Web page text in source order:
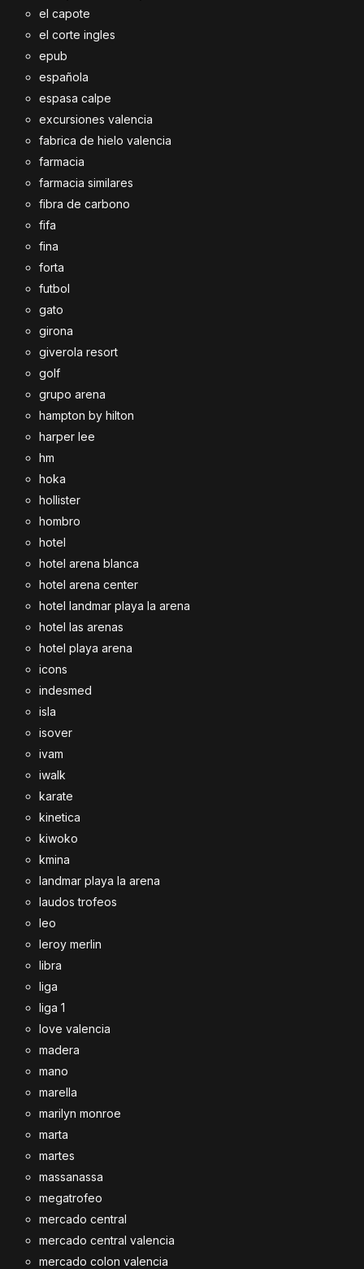
el capote
el corte ingles
epub
española
espasa calpe
excursiones valencia
fabrica de hielo valencia
farmacia
farmacia similares
fibra de carbono
fifa
fina
forta
futbol
gato
girona
giverola resort
golf
grupo arena
hampton by hilton
harper lee
hm
hoka
hollister
hombro
hotel
hotel arena blanca
hotel arena center
hotel landmar playa la arena
hotel las arenas
hotel playa arena
icons
indesmed
isla
isover
ivam
iwalk
karate
kinetica
kiwoko
kmina
landmar playa la arena
laudos trofeos
leo
leroy merlin
libra
liga
liga 1
love valencia
madera
mano
marella
marilyn monroe
marta
martes
massanassa
megatrofeo
mercado central
mercado central valencia
mercado colon valencia